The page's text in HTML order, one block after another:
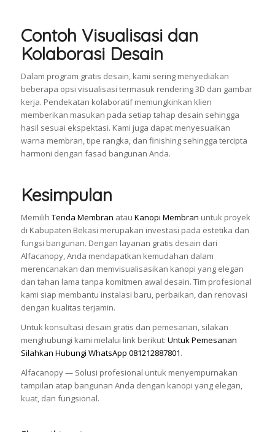
Contoh Visualisasi dan
Kolaborasi Desain
Dalam program gratis desain, kami sering menyediakan
beberapa opsi visualisasi termasuk rendering 3D dan gambar
kerja. Pendekatan kolaboratif memungkinkan klien
memberikan masukan pada setiap tahap desain sehingga
hasil sesuai ekspektasi. Kami juga dapat menyesuaikan
warna membran, tipe rangka, dan finishing sehingga tercipta
harmoni dengan fasad bangunan Anda.
Kesimpulan
Memilih Tenda Membran atau Kanopi Membran untuk proyek
di Kabupaten Bekasi merupakan investasi pada estetika dan
fungsi bangunan. Dengan layanan gratis desain dari
Alfacanopy, Anda mendapatkan kemudahan dalam
merencanakan dan memvisualisasikan kanopi yang elegan
dan tahan lama tanpa komitmen awal desain. Tim profesional
kami siap membantu instalasi baru, perbaikan, dan renovasi
dengan kualitas terjamin.
Untuk konsultasi desain gratis dan pemesanan, silakan
menghubungi kami melalui link berikut: Untuk Pemesanan
Silahkan Hubungi WhatsApp 081212887801.
Alfacanopy — Solusi profesional untuk menyempurnakan
tampilan atap bangunan Anda dengan kanopi yang elegan,
kuat, dan fungsional.